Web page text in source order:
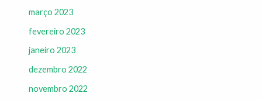
março 2023
fevereiro 2023
janeiro 2023
dezembro 2022
novembro 2022